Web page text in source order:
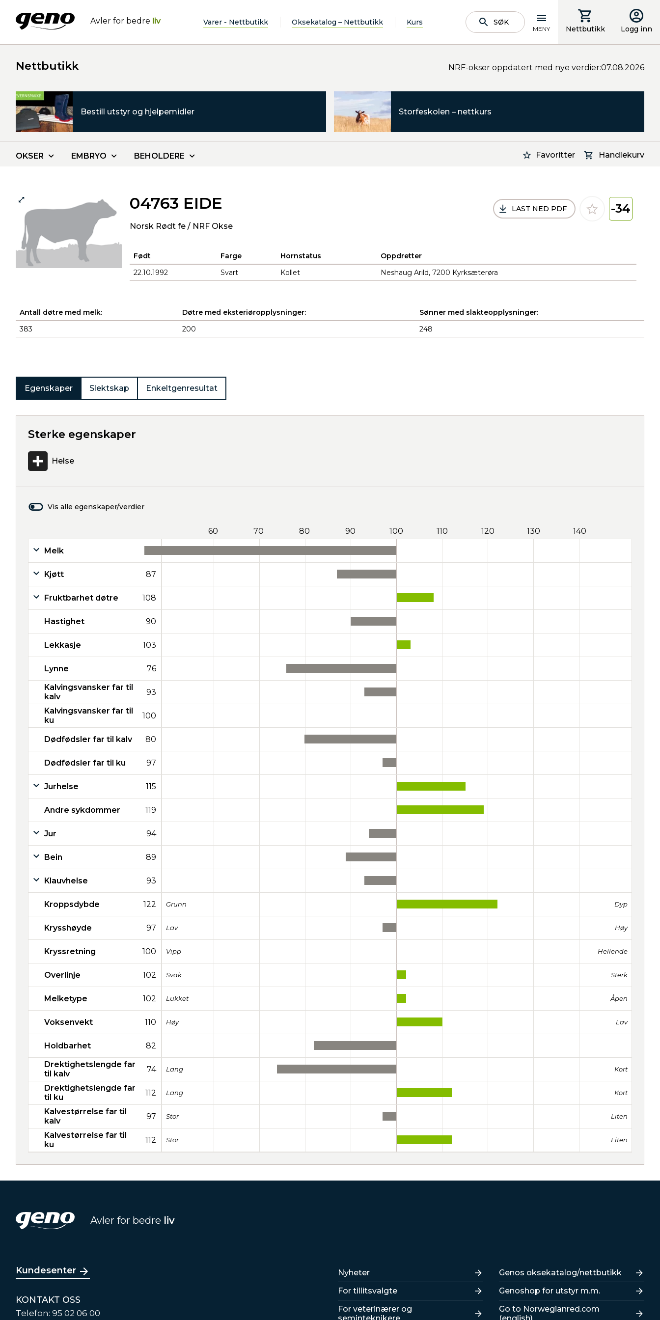
Avler for bedre liv Varer - Nettbutikk Oksekatalog – Nettbutikk Kurs SØK
MENY Nettbutikk Logg inn
Nettbutikk NRF-okser oppdatert med nye verdier:07.08.2026
Bestill utstyr og hjelpemidler Storfeskolen – nettkurs
Favoritter Handlekurv
OKSER EMBRYO BEHOLDERE
04763 EIDE
Norsk Rødt fe / NRF Okse
LAST NED PDF -34
Født Farge Hornstatus
Oppdretter
22.10.1992
Svart Kollet Neshaug Arild, 7200 Kyrksæterøra
Antall døtre med melk: Døtre med eksteriøropplysninger:
Sønner med slakteopplysninger:
383
200 248
Egenskaper Slektskap Enkeltgenresultat
Sterke egenskaper
Helse
Vis alle egenskaper/verdier
60 70 80 90 100 110 120 130 140
Melk
Kjøtt 87
Fruktbarhet døtre 108
Hastighet 90
Lekkasje 103
Lynne 76
Kalvingsvansker far til
kalv
93
Kalvingsvansker far til
ku
100
Dødfødsler far til kalv 80
Dødfødsler far til ku 97
Jurhelse 115
Andre sykdommer 119
Jur 94
Bein 89
Klauvhelse 93
Kroppsdybde 122 Grunn Dyp
Krysshøyde 97 Lav Høy
Kryssretning 100 Vipp Hellende
Overlinje 102 Svak Sterk
Melketype 102 Lukket Åpen
Voksenvekt 110 Høy Lav
Holdbarhet 82
Drektighetslengde far
til kalv
74 Lang Kort
Drektighetslengde far
til ku
112 Lang Kort
Kalvestørrelse far til
kalv
97 Stor Liten
Kalvestørrelse far til
ku
112 Stor Liten
Avler for bedre liv
Kundesenter
KONTAKT OSS
Telefon: 95 02 06 00
Lenker
Nyheter
For tillitsvalgte
For veterinærer og
seminteknikere
Lenker
Genos oksekatalog/nettbutikk
Genoshop for utstyr m.m.
Go to Norwegianred.com
(english)